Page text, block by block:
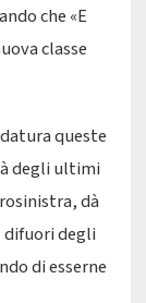
che «E
classe
queste
degli ultimi
dà
difuori degli
di esserne